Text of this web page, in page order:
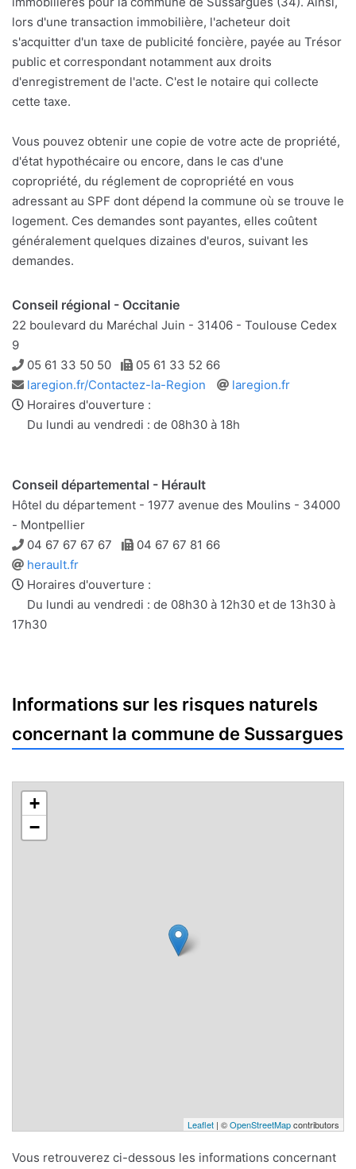
lors d'une transaction immobilière, l'acheteur doit
s'acquitter d'un taxe de publicité foncière, payée au Trésor
public et correspondant notamment aux droits
d'enregistrement de l'acte. C'est le notaire qui collecte
cette taxe.
Vous pouvez obtenir une copie de votre acte de propriété,
d'état hypothécaire ou encore, dans le cas d'une
copropriété, du réglement de copropriété en vous
adressant au SPF dont dépend la commune où se trouve le
logement. Ces demandes sont payantes, elles coûtent
généralement quelques dizaines d'euros, suivant les
demandes.
Conseil régional - Occitanie
22 boulevard du Maréchal Juin - 31406 - Toulouse Cedex
9
Téléphone
05 61 33 50 50 Télécopie
05 61 33 52 66
Adresse
e-
mail
laregion.fr/Contactez-la-Region
Site
laregion.fr
Horaires d'ouverture :
Du lundi au vendredi : de 08h30 à 18h
Conseil départemental - Hérault
Hôtel du département - 1977 avenue des Moulins - 34000
- Montpellier
Téléphone
04 67 67 67 67 Télécopie
04 67 67 81 66
Site
web
herault.fr
Horaires d'ouverture :
Du lundi au vendredi : de 08h30 à 12h30 et de 13h30 à
17h30
Informations sur les risques naturels
concernant la commune de Sussargues
+
−
Leaflet | ©OpenStreetMapcontributors
Vous retrouverez ci-dessous les informations concernant